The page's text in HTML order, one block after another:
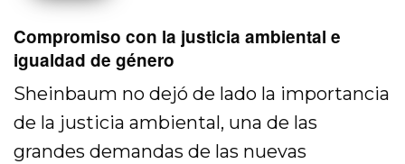
Compromiso con la justicia ambiental e
igualdad de género
Sheinbaum no dejó de lado la importancia
de la justicia ambiental, una de las
grandes demandas de las nuevas